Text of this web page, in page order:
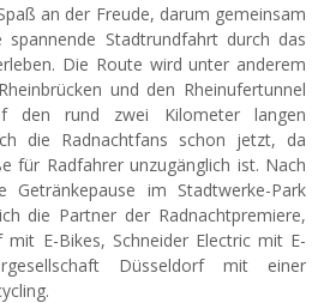
an der Freude, darum gemeinsam
Stadtrundfahrt durch das
Die Route wird unter anderem
und den Rheinufertunnel
den rund zwei Kilometer langen
die Radnachtfans schon jetzt, da
für Radfahrer unzugänglich ist. Nach
im Stadtwerke-Park
die Partner der Radnachtpremiere,
E-Bikes, Schneider Electric mit E-
Düsseldorf mit einer